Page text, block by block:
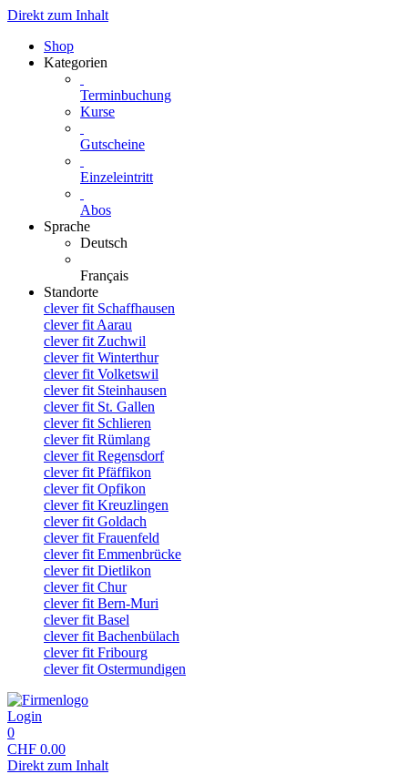
Direkt zum Inhalt
Shop
Kategorien
Terminbuchung
Kurse
Gutscheine
Einzeleintritt
Abos
Sprache
Deutsch
Français
Standorte
clever fit Schaffhausen
clever fit Aarau
clever fit Zuchwil
clever fit Winterthur
clever fit Volketswil
clever fit Steinhausen
clever fit St. Gallen
clever fit Schlieren
clever fit Rümlang
clever fit Regensdorf
clever fit Pfäffikon
clever fit Opfikon
clever fit Kreuzlingen
clever fit Goldach
clever fit Frauenfeld
clever fit Emmenbrücke
clever fit Dietlikon
clever fit Chur
clever fit Bern-Muri
clever fit Basel
clever fit Bachenbülach
clever fit Fribourg
clever fit Ostermundigen
Login
0
CHF 0.00
Direkt zum Inhalt